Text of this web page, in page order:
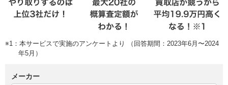
※1：本サービスで実施のアンケートより （回答期間：2023年6月〜2024
年5月）
メーカー